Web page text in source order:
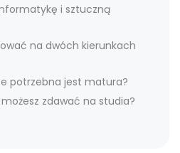
i sztuczną
na dwóch kierunkach
potrzebna jest matura?
zdawać na studia?